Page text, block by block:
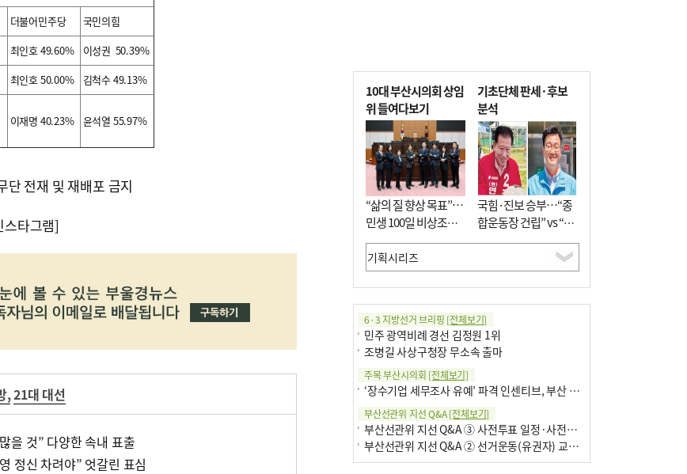
더불어민주당
국민의힘
최인호 49.60%
이성권 50.39%
최인호 50.00%
김척수 49.13%
이재명 40.23% 윤석열 55.97%
전재 및 재배포 금지
타그램]
,21대 대선
을 것” 다양한 속내 표출
정신 차려야” 엇갈린 표심
10대 부산시의회 상임
위 들여다보기
“삶의 질 향상 목표”…
민생 100일 비상조치
면밀 심사
기초단체 판세·후보
분석
국힘·진보 승부…“종
합운동장 건립” vs “출
근 공공버스 도입”
6·3 지방선거 브리핑 [전체보기]
민주 광역비례 경선 김정원 1위
조병길 사상구청장 무소속 출마
주목 부산시의회 [전체보기]
‘장수기업 세무조사 유예’ 파격 인센티브, 부산 유출 막을까
부산선관위 지선 Q&A[전체보기]
부산선관위 지선 Q&A ③ 사전투표 일정·사전투표함 보관
부산선관위 지선 Q&A ② 선거운동(유권자) 교육감투표용지